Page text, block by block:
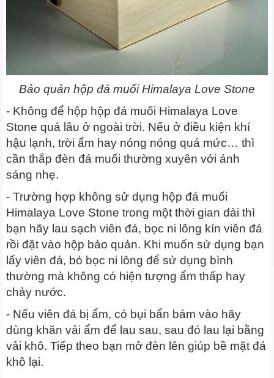
Bảo quản hộp đá muối Himalaya Love Stone
- Không để hộp hộp đá muối Himalaya Love
Stone quá lâu ở ngoài trời. Nếu ở điều kiện khí
hậu lạnh, trời ẩm hay nóng nóng quá mức… thì
cần thắp đèn đá muối thường xuyên với ánh
sáng nhẹ.
- Trường hợp không sử dụng hộp đá muối
Himalaya Love Stone trong một thời gian dài thì
bạn hãy lau sạch viên đá, bọc ni lông kín viên đá
rồi đặt vào hộp bảo quản. Khi muốn sử dụng bạn
lấy viên đá, bỏ bọc ni lông để sử dụng bình
thường mà không có hiện tượng ẩm thấp hay
chảy nước.
- Nếu viên đá bị ẩm, có bụi bẩn bám vào hãy
dùng khăn vải ẩm để lau sau, sau đó lau lại bằng
vải khô. Tiếp theo bạn mở đèn lên giúp bề mặt đá
khô lại.